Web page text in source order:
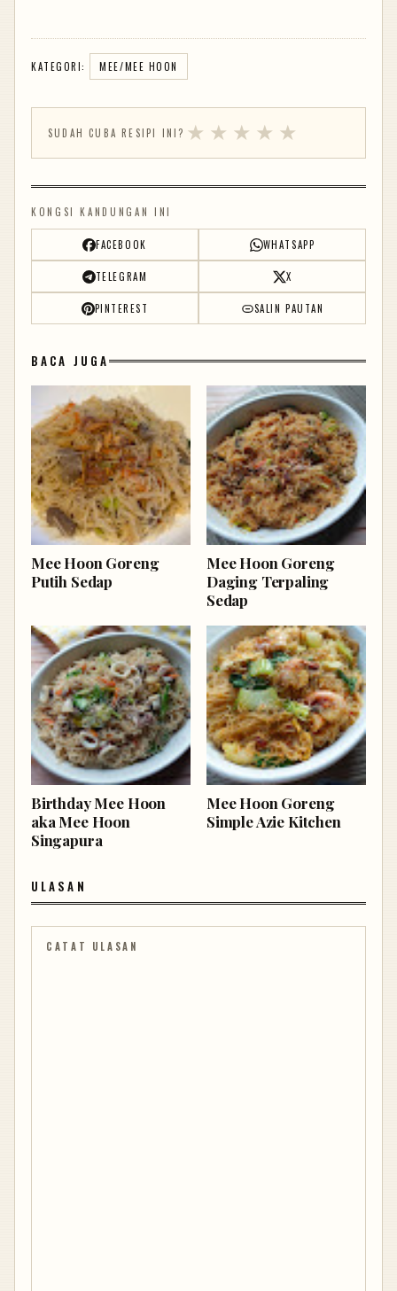
KATEGORI: MEE/MEE HOON
SUDAH CUBA RESIPI INI? ★ ★ ★ ★ ★
KONGSI KANDUNGAN INI
FACEBOOK WHATSAPP
TELEGRAM X
PINTEREST SALIN PAUTAN
BACA JUGA
Mee Hoon Goreng
Putih Sedap
Mee Hoon Goreng
Daging Terpaling
Sedap
Birthday Mee Hoon
aka Mee Hoon
Singapura
Mee Hoon Goreng
Simple Azie Kitchen
ULASAN
CATAT ULASAN